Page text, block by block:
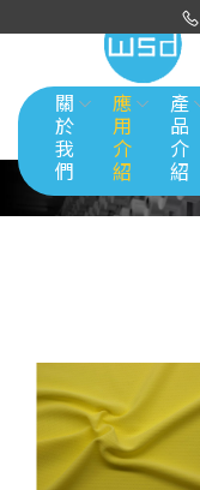
關
於
我
們
應
用
介
紹
產
品
介
紹